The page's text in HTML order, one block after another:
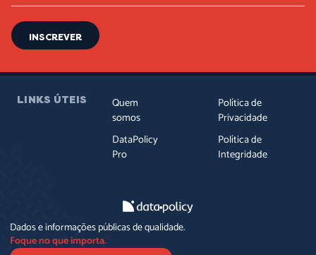
INSCREVER
LINKS ÚTEIS
Quem
somos
DataPolicy
Pro
Política de
Privacidade
Política de
Integridade
Dados e informações públicas de qualidade.
Foque no que importa.